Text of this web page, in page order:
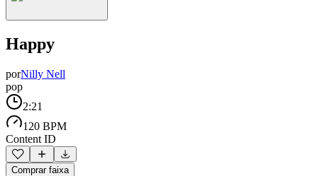
Happy
porNilly Nell
pop
2:21
120 BPM
Content ID
Comprar faixa